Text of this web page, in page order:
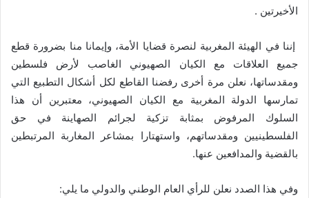
الأخيرتين .
إننا في الهيئة المغربية لنصرة قضايا الأمة، وإيمانا منا بضرورة قطع
جميع العلاقات مع الكيان الصهيوني الغاصب لأرض فلسطين
ومقدساتها، نعلن مرة أخرى رفضنا القاطع لكل أشكال التطبيع التي
تمارسها الدولة المغربية مع الكيان الصهيوني، معتبرين أن هذا
السلوك المرفوض بمثابة تزكية لجرائم الصهاينة في حق
الفلسطينيين ومقدساتهم، واستهتارا بمشاعر المغاربة المرتبطين
بالقضية والمدافعين عنها.
وفي هذا الصدد نعلن للرأي العام الوطني والدولي ما يلي: